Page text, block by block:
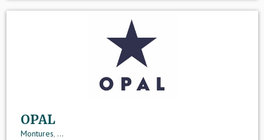
OPAL
Montures, ...